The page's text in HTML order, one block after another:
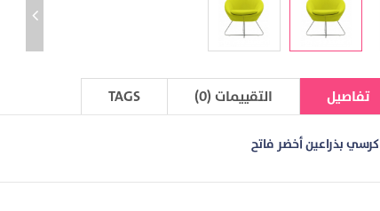
تفاصيل التقييمات (0) TAGS
كرسي بذراعين أخضر فاتح